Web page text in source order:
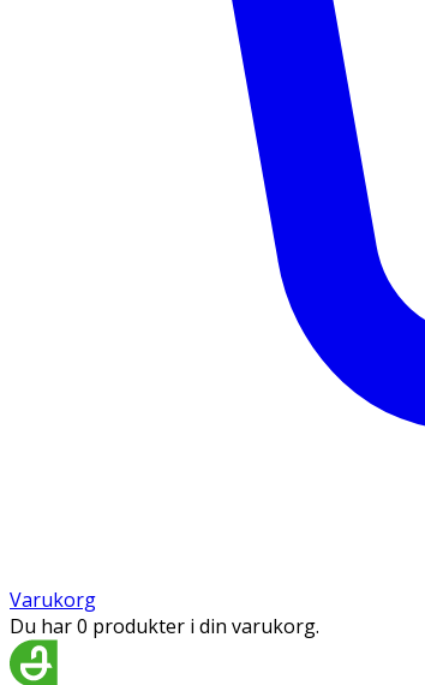
Varukorg
Du har 0 produkter i din varukorg.